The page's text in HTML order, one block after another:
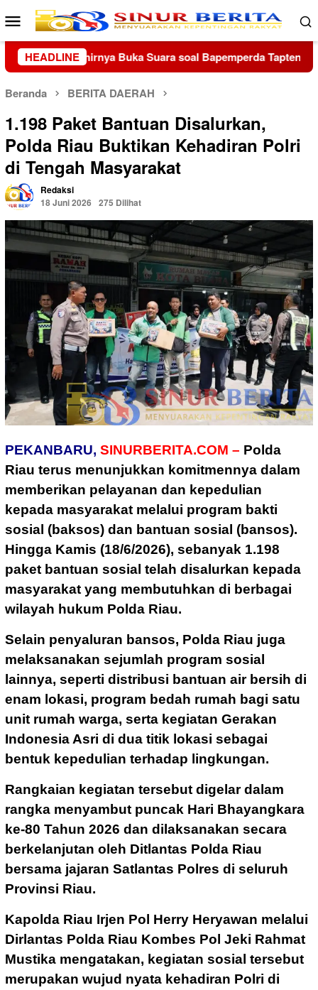
Loncat
ke
konten
Menu
Mobile
HEADLINE
Tapteng DPC Grib Jaya Lampung Timur
Beranda BERITA DAERAH
1.198 Paket Bantuan Disalurkan,
Polda Riau Buktikan Kehadiran Polri
di Tengah Masyarakat
Redaksi
18 Juni 2026
275 Dilihat
PEKANBARU, SINURBERITA.COM – Polda
Riau terus menunjukkan komitmennya dalam
memberikan pelayanan dan kepedulian
kepada masyarakat melalui program bakti
sosial (baksos) dan bantuan sosial (bansos).
Hingga Kamis (18/6/2026), sebanyak 1.198
paket bantuan sosial telah disalurkan kepada
masyarakat yang membutuhkan di berbagai
wilayah hukum Polda Riau.
Selain penyaluran bansos, Polda Riau juga
melaksanakan sejumlah program sosial
lainnya, seperti distribusi bantuan air bersih di
enam lokasi, program bedah rumah bagi satu
unit rumah warga, serta kegiatan Gerakan
Indonesia Asri di dua titik lokasi sebagai
bentuk kepedulian terhadap lingkungan.
Rangkaian kegiatan tersebut digelar dalam
rangka menyambut puncak Hari Bhayangkara
ke-80 Tahun 2026 dan dilaksanakan secara
berkelanjutan oleh Ditlantas Polda Riau
bersama jajaran Satlantas Polres di seluruh
Provinsi Riau.
Kapolda Riau Irjen Pol Herry Heryawan melalui
Dirlantas Polda Riau Kombes Pol Jeki Rahmat
Mustika mengatakan, kegiatan sosial tersebut
merupakan wujud nyata kehadiran Polri di